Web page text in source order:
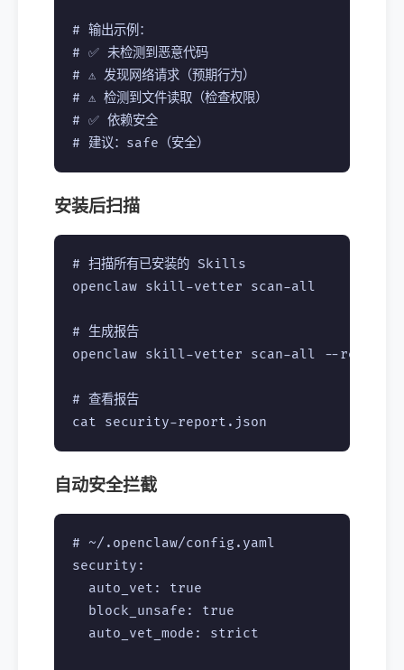
# 输出示例：
# ✅ 未检测到恶意代码
# ⚠️ 发现网络请求（预期行为）
# ⚠️ 检测到文件读取（检查权限）
# ✅ 依赖安全
安装后扫描
# 扫描所有已安装的 Skills
openclaw skill-vetter scan-all
# 生成报告
openclaw skill-vetter scan-all --report
# 查看报告
自动安全拦截
# ~/.openclaw/config.yaml
security:
  auto_vet: true
  block_unsafe: true
  auto_vet_mode: strict